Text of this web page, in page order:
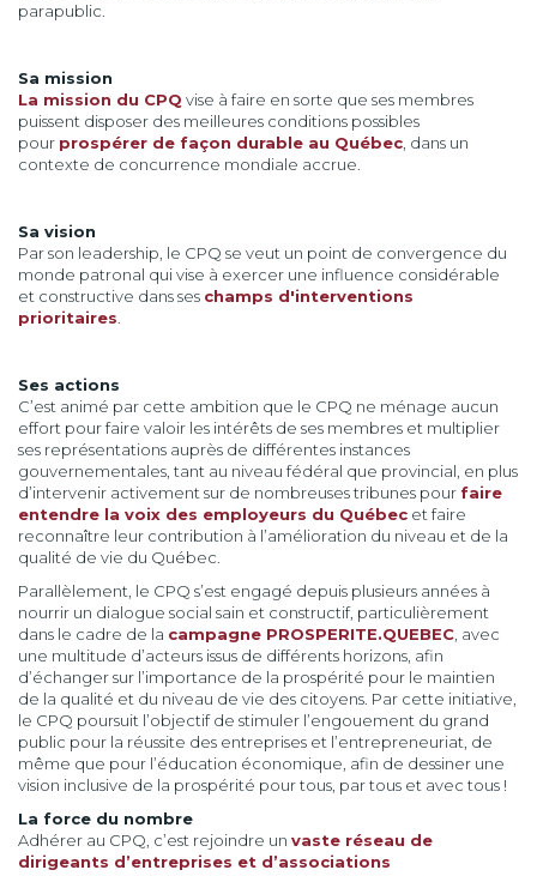
parapublic.
Sa mission
La mission du CPQ vise à faire en sorte que ses membres
puissent disposer des meilleures conditions possibles
pour prospérer de façon durable au Québec , dans un
contexte de concurrence mondiale accrue.
Sa vision
Par son leadership, le CPQ se veut un point de convergence du
monde patronal qui vise à exercer une influence considérable
et constructive dans ses champs d'interventions
prioritaires
Ses actions
C’est animé par cette ambition que le CPQ ne ménage aucun
effort pour faire valoir les intérêts de ses membres et multiplier
ses représentations auprès de différentes instances
gouvernementales, tant au niveau fédéral que provincial, en plus
d’intervenir activement sur de nombreuses tribunes pour faire
entendre la voix des employeurs du Québec et faire
reconnaître leur contribution à l’amélioration du niveau et de la
qualité de vie du Québec.
Parallèlement, le CPQ s’est engagé depuis plusieurs années à
nourrir un dialogue social sain et constructif, particulièrement
dans le cadre de la campagne PROSPERITE.QUEBEC , avec
une multitude d’acteurs issus de différents horizons, afin
d’échanger sur l’importance de la prospérité pour le maintien
de la qualité et du niveau de vie des citoyens. Par cette initiative,
le CPQ poursuit l’objectif de stimuler l’engouement du grand
public pour la réussite des entreprises et l’entrepreneuriat, de
même que pour l’éducation économique, afin de dessiner une
vision inclusive de la prospérité pour tous, par tous et avec tous !
La force du nombre
Adhérer au CPQ, c’est rejoindre un vaste réseau de
dirigeants d’entreprises et d’associations